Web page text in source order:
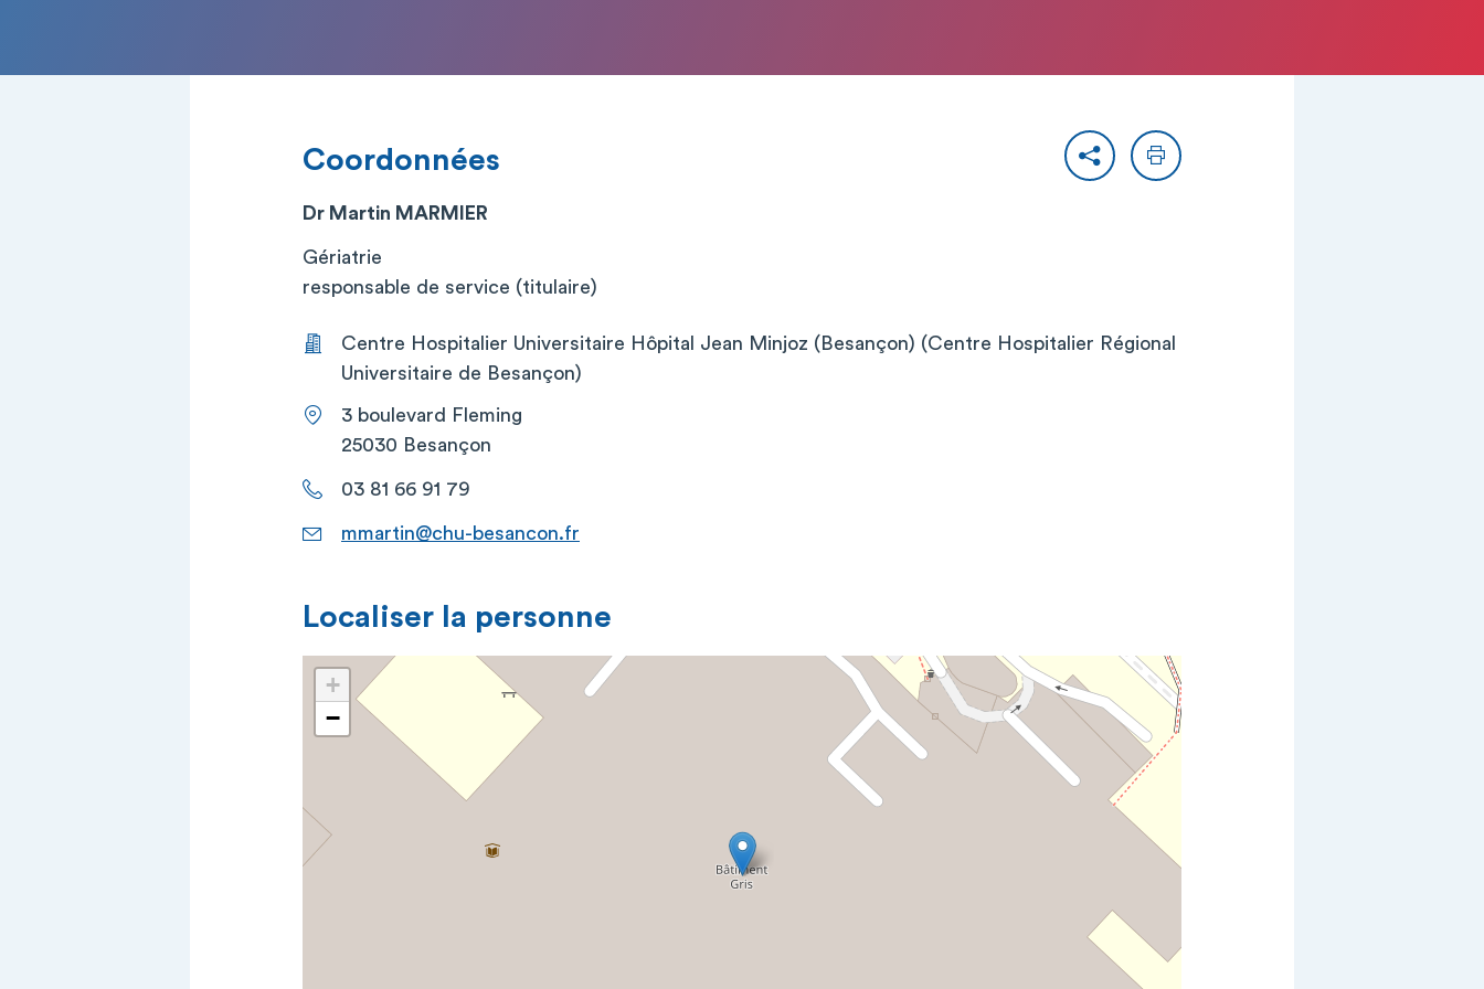
PartagerImprimer
Coordonnées
Dr Martin MARMIER
Gériatrie
responsable de service (titulaire)
Centre Hospitalier Universitaire Hôpital Jean Minjoz (Besançon) (Centre Hospitalier Régional
Universitaire de Besançon)
3 boulevard Fleming
25030 Besançon
03 81 66 91 79
mmartin@chu-besancon.fr
Localiser la personne
+
−